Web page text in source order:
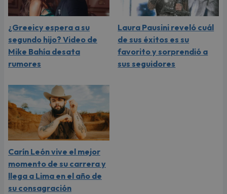
¿Greeicy espera a su
segundo hijo? Video de
Mike Bahía desata
rumores
Laura Pausini reveló cuál
de sus éxitos es su
favorito y sorprendió a
sus seguidores
Carín León vive el mejor
momento de su carrera y
llega a Lima en el año de
su consagración